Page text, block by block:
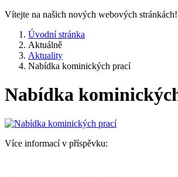
Vítejte na našich nových webových stránkách!
Úvodní stránka
Aktuálně
Aktuality
Nabídka kominických prací
Nabídka
Více informací v příspěvku: